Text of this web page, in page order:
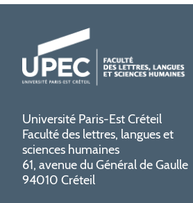
Université Paris-Est Créteil
Faculté des lettres, langues et
sciences humaines
61, avenue du Général de Gaulle
94010 Créteil